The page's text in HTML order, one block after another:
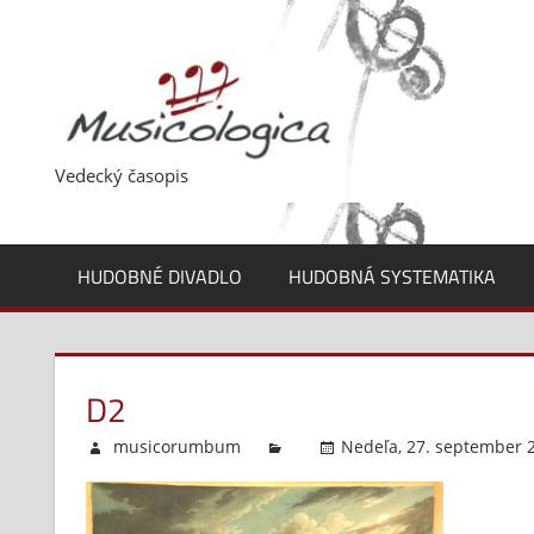
Vedecký časopis
HUDOBNÉ DIVADLO HUDOBNÁ SYSTEMATIKA
D2
musicorumbum Nedeľa, 27. september